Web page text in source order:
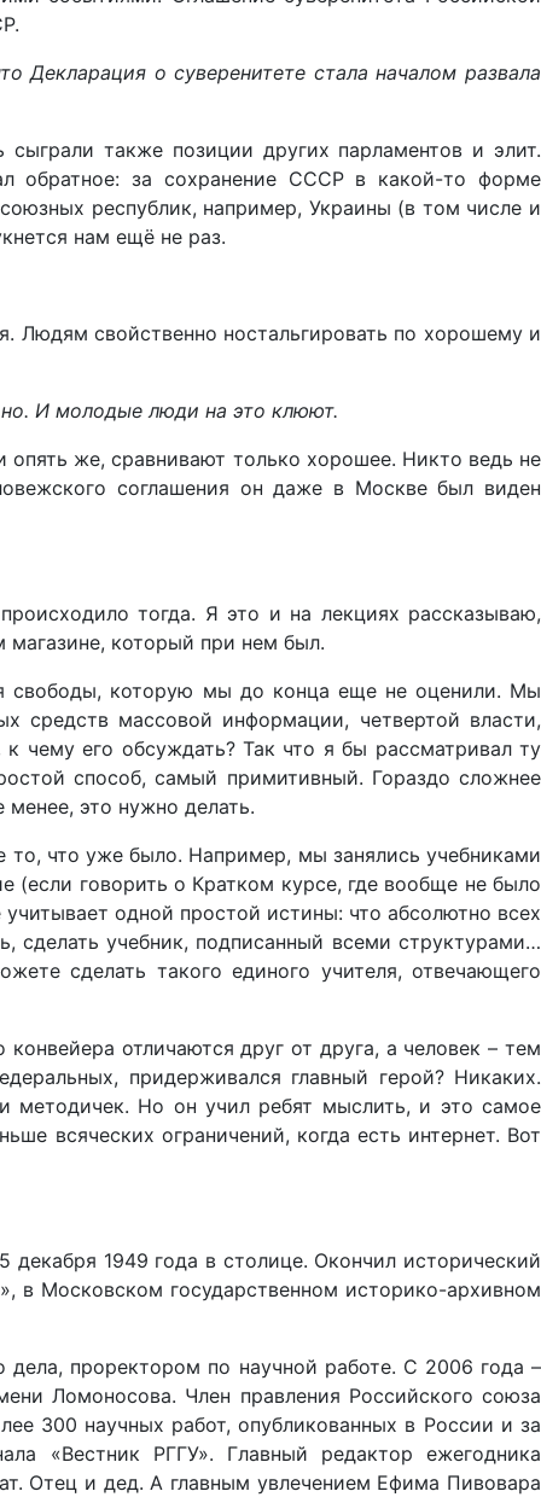
Декларация о суверенитете стала началом развала
также позиции других парламентов и элит.
обратное: за сохранение СССР в какой-то форме
республик, например, Украины (в том числе и
нам ещё не раз.
Людям свойственно ностальгировать по хорошему и
И молодые люди на это клюют.
опять же, сравнивают только хорошее. Никто ведь не
соглашения он даже в Москве был виден
тогда. Я это и на лекциях рассказываю,
магазине, который при нем был.
которую мы до конца еще не оценили. Мы
средств массовой информации, четвертой власти,
чему его обсуждать? Так что я бы рассматривал ту
способ, самый примитивный. Гораздо сложнее
это нужно делать.
что уже было. Например, мы занялись учебниками
(если говорить о Кратком курсе, где вообще не было
одной простой истины: что абсолютно всех
сделать учебник, подписанный всеми структурами…
сделать такого единого учителя, отвечающего
отличаются друг от друга, а человек – тем
придерживался главный герой? Никаких.
методичек. Но он учил ребят мыслить, и это самое
всяческих ограничений, когда есть интернет. Вот
1949 года в столице. Окончил исторический
в Московском государственном историко-архивном
проректором по научной работе. С 2006 года –
Ломоносова. Член правления Российского союза
300 научных работ, опубликованных в России и за
«Вестник РГГУ». Главный редактор ежегодника
Отец и дед. А главным увлечением Ефима Пивовара